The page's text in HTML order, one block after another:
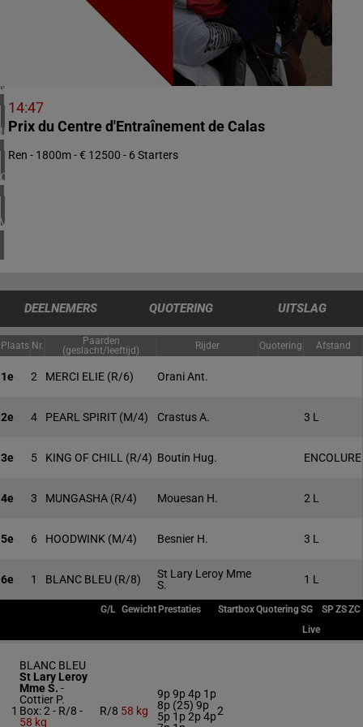
VERENIGD KONINKRIJK
3 meeting(s)
IERLAND
1 meeting(s)
CHILI
1 meeting(s)
VERENIGDE STATEN
4 meeting(s)
14:47
Prix du Centre d'Entraînement de Calas
Ren - 1800m - € 12500 - 6 Starters
DEELNEMERS QUOTERING UITSLAG
Plaats Nr.
Paarden
(geslacht/leeftijd)
Rijder Quotering Afstand
1e 2 MERCI ELIE (R/6) Orani Ant.
2e 4 PEARL SPIRIT (M/4) Crastus A. 3 L
3e 5 KING OF CHILL (R/4) Boutin Hug. ENCOLURE
4e 3 MUNGASHA (R/4) Mouesan H. 2 L
5e 6 HOODWINK (M/4) Besnier H. 3 L
6e 1 BLANC BLEU (R/8)
St Lary Leroy Mme
S.
1 L
G/L Gewicht Prestaties StartboxQuoteringSG SPZSZC
Live
1
BLANC BLEU
St Lary Leroy
Mme S. -
Cottier P.
Box: 2 - R/8 -
58 kg
R/8 58 kg
9p 9p 4p 1p
8p (25) 9p
5p 1p 2p 4p2